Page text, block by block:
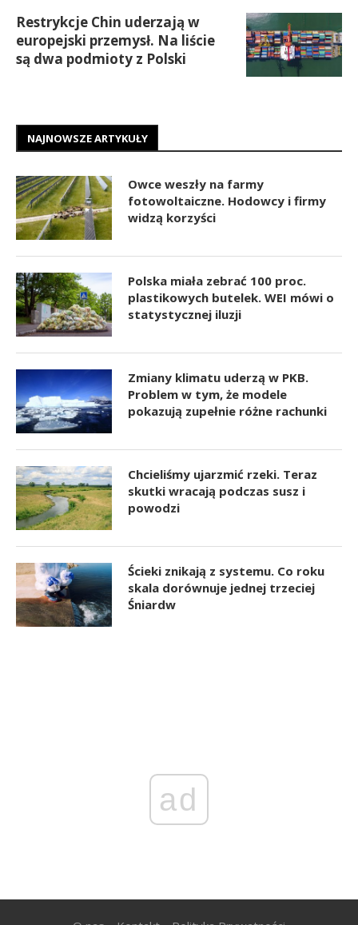
Restrykcje Chin uderzają w
europejski przemysł. Na liście
są dwa podmioty z Polski
NAJNOWSZE ARTYKUŁY
Owce weszły na farmy
fotowoltaiczne. Hodowcy i firmy
widzą korzyści
Polska miała zebrać 100 proc.
plastikowych butelek. WEI mówi o
statystycznej iluzji
Zmiany klimatu uderzą w PKB.
Problem w tym, że modele
pokazują zupełnie różne rachunki
Chcieliśmy ujarzmić rzeki. Teraz
skutki wracają podczas susz i
powodzi
Ścieki znikają z systemu. Co roku
skala dorównuje jednej trzeciej
Śniardw
ad